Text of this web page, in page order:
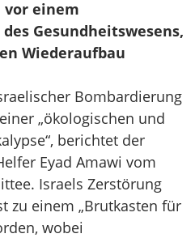
einem
Gesundheitswesens,
Wiederaufbau
Bombardierung
„ökologischen und
berichtet der
Eyad Amawi vom
Israels Zerstörung
zu einem „Brutkasten für
wobei